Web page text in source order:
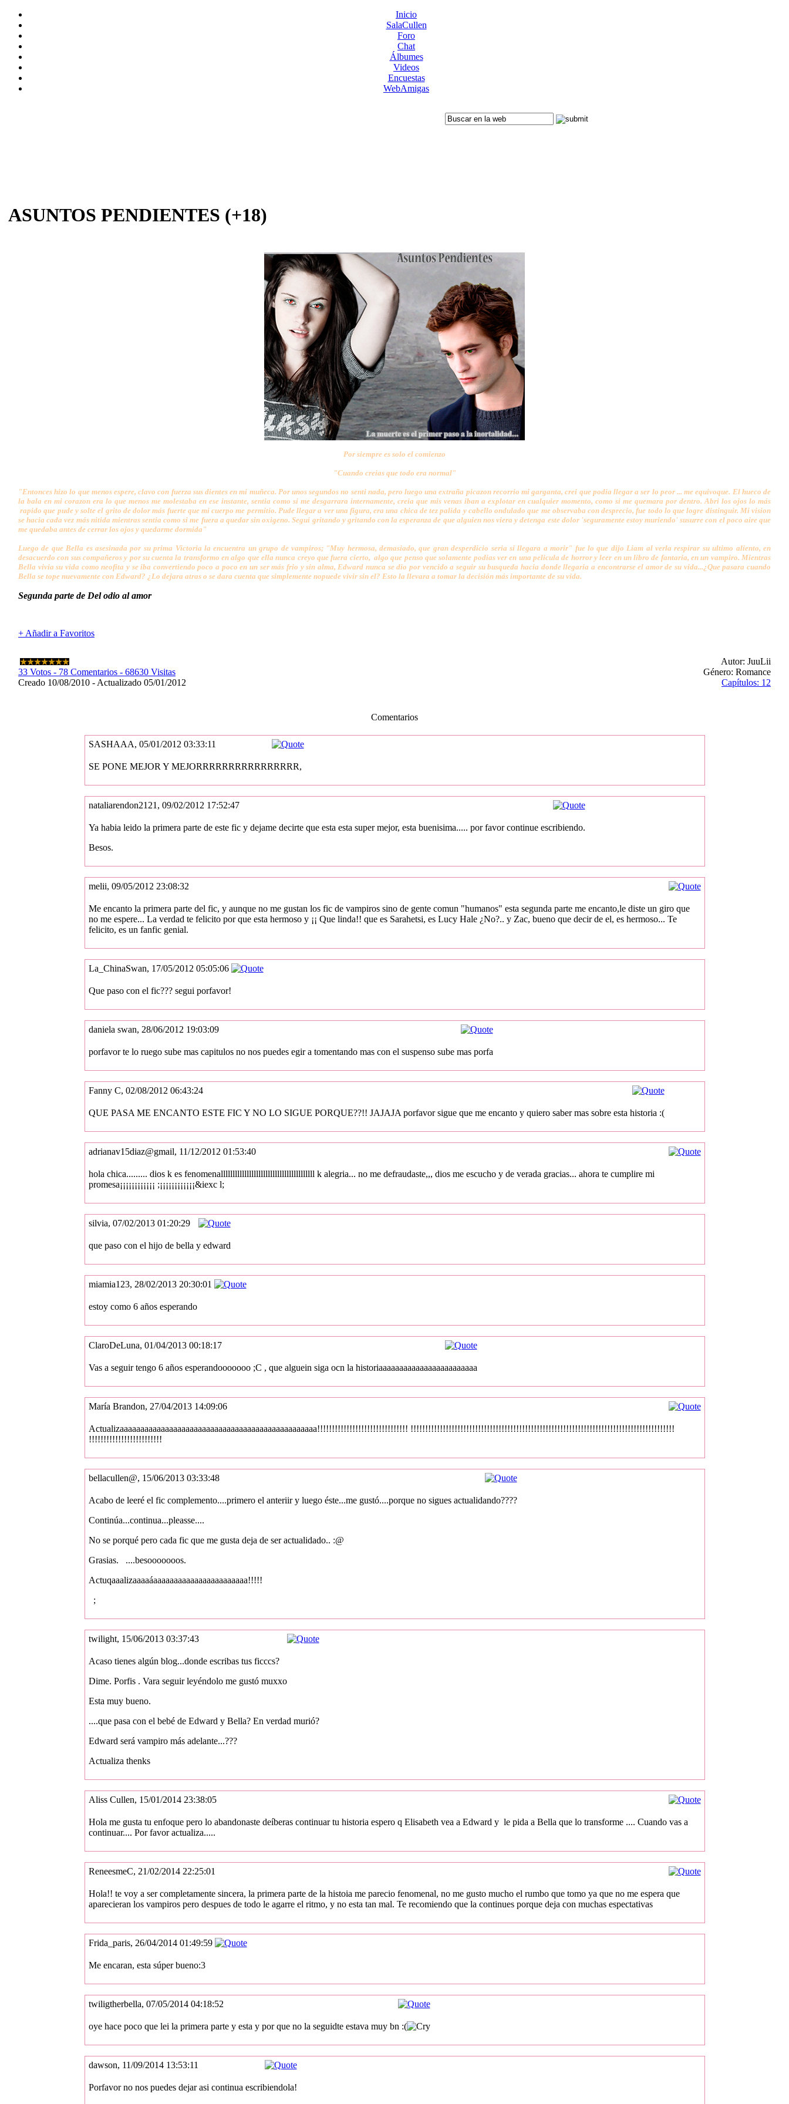
Inicio
SalaCullen
Foro
Chat
Álbumes
Videos
Encuestas
WebAmigas
ASUNTOS PENDIENTES (+18)
Por siempre es solo el comienzo
"Cuando creias que todo era normal"
"Entonces hizo lo que menos espere, clavo con fuerza sus dientes en mi muñeca. Por unos segundos no senti nada, pero luego una extraña picazon recorrio mi garganta, crei que podia llegar a ser lo peor ... me equivoque. El hueco de
la bala en mi corazon era lo que menos me molestaba en ese instante, sentia como si me desgarrara internamente, creia que mis venas iban a explotar en cualquier momento, como si me quemara por dentro. Abri los ojos lo más
rapido que pude y solte el grito de dolor más fuerte que mi cuerpo me permitio. Pude llegar a ver una figura, era una chica de tez palida y cabello ondulado que me observaba con desprecio, fue todo lo que logre distinguir. Mi vision
se hacia cada vez más nitida mientras sentia como si me fuera a quedar sin oxigeno. Segui gritando y gritando con la esperanza de que alguien nos viera y detenga este dolor 'seguramente estoy muriendo' susurre con el poco aire que
me quedaba antes de cerrar los ojos y quedarme dormida"
Luego de que Bella es asesinada por su prima Victoria la encuentra un grupo de vampiros; "Muy hermosa, demasiado, que gran desperdicio seria si llegara a morir" fue lo que dijo Liam al verla respirar su ultimo aliento, en
desacuerdo con sus compañeros y por su cuenta la transformo en algo que ella nunca creyo que fuera cierto, algo que penso que solamente podias ver en una pelicula de horror y leer en un libro de fantaria, en un vampiro. Mientras
Bella vivia su vida como neofita y se iba convertiendo poco a poco en un ser más frio y sin alma, Edward nunca se dio por vencido a seguir su busqueda hacia donde llegaria a encontrarse el amor de su vida...¿Que pasara cuando
Bella se tope nuevamente con Edward? ¿Lo dejara atras o se dara cuenta que simplemente nopuede vivir sin el? Esto la llevara a tomar la decisión más importante de su vida.
Segunda parte de Del odio al amor
+ Añadir a Favoritos
33 Votos - 78 Comentarios - 68630 Visitas
Creado 10/08/2010 - Actualizado 05/01/2012
Autor: JuuLii
Género: Romance
Capítulos: 12
Comentarios
SASHAAA, 05/01/2012 03:33:11
SE PONE MEJOR Y MEJORRRRRRRRRRRRRRRR,
nataliarendon2121, 09/02/2012 17:52:47
Ya habia leido la primera parte de este fic y dejame decirte que esta esta super mejor, esta buenisima..... por favor continue escribiendo.
Besos.
melii, 09/05/2012 23:08:32
Me encanto la primera parte del fic, y aunque no me gustan los fic de vampiros sino de gente comun "humanos" esta segunda parte me encanto,le diste un giro que
no me espere... La verdad te felicito por que esta hermoso y ¡¡ Que linda!! que es Sarahetsi, es Lucy Hale ¿No?.. y Zac, bueno que decir de el, es hermoso... Te
felicito, es un fanfic genial.
La_ChinaSwan, 17/05/2012 05:05:06
Que paso con el fic??? segui porfavor!
daniela swan, 28/06/2012 19:03:09
porfavor te lo ruego sube mas capitulos no nos puedes egir a tomentando mas con el suspenso sube mas porfa
Fanny C, 02/08/2012 06:43:24
QUE PASA ME ENCANTO ESTE FIC Y NO LO SIGUE PORQUE??!! JAJAJA porfavor sigue que me encanto y quiero saber mas sobre esta historia :(
adrianav15diaz@gmail, 11/12/2012 01:53:40
hola chica......... dios k es fenomenallllllllllllllllllllllllllllllllllllllll k alegria... no me defraudaste,,, dios me escucho y de verada gracias... ahora te cumplire mi
promesa¡¡¡¡¡¡¡¡¡¡¡¡ ;¡¡¡¡¡¡¡¡¡¡¡¡&iexc l;
silvia, 07/02/2013 01:20:29
que paso con el hijo de bella y edward
miamia123, 28/02/2013 20:30:01
estoy como 6 años esperando
ClaroDeLuna, 01/04/2013 00:18:17
Vas a seguir tengo 6 años esperandooooooo ;C , que alguein siga ocn la historiaaaaaaaaaaaaaaaaaaaaaaaa
María Brandon, 27/04/2013 14:09:06
Actualizaaaaaaaaaaaaaaaaaaaaaaaaaaaaaaaaaaaaaaaaaaaaaaaa!!!!!!!!!!!!!!!!!!!!!!!!!!!!!!! !!!!!!!!!!!!!!!!!!!!!!!!!!!!!!!!!!!!!!!!!!!!!!!!!!!!!!!!!!!!!!!!!!!!!!!!!!!!!!!!!!!!!!!!!!
!!!!!!!!!!!!!!!!!!!!!!!!!
bellacullen@, 15/06/2013 03:33:48
Acabo de leeré el fic complemento....primero el anteriir y luego éste...me gustó....porque no sigues actualidando????
Continúa...continua...pleasse....
No se porqué pero cada fic que me gusta deja de ser actualidado.. :@
Grasias. ....besooooooos.
Actuqaaalizaaaaáaaaaaaaaaaaaaaaaaaaaaaa!!!!!
;
twilight, 15/06/2013 03:37:43
Acaso tienes algún blog...donde escribas tus ficccs?
Dime. Porfis . Vara seguir leyéndolo me gustó muxxo
Esta muy bueno.
....que pasa con el bebé de Edward y Bella? En verdad murió?
Edward será vampiro más adelante...???
Actualiza thenks
Aliss Cullen, 15/01/2014 23:38:05
Hola me gusta tu enfoque pero lo abandonaste deíberas continuar tu historia espero q Elisabeth vea a Edward y le pida a Bella que lo transforme .... Cuando vas a
continuar.... Por favor actualiza.....
ReneesmeC, 21/02/2014 22:25:01
Hola!! te voy a ser completamente sincera, la primera parte de la histoia me parecio fenomenal, no me gusto mucho el rumbo que tomo ya que no me espera que
aparecieran los vampiros pero despues de todo le agarre el ritmo, y no esta tan mal. Te recomiendo que la continues porque deja con muchas espectativas
Frida_paris, 26/04/2014 01:49:59
Me encaran, esta súper bueno:3
twiligtherbella, 07/05/2014 04:18:52
oye hace poco que lei la primera parte y esta y por que no la seguidte estava muy bn :(
dawson, 11/09/2014 13:53:11
Porfavor no nos puedes dejar asi continua escribiendola!